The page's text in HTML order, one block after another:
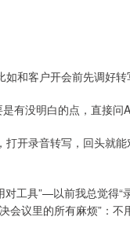
和客户开会前先调好
有没明白的点，直接问
开录音转写，回头就
工具”—以前我总觉得
会议里的所有麻烦”：